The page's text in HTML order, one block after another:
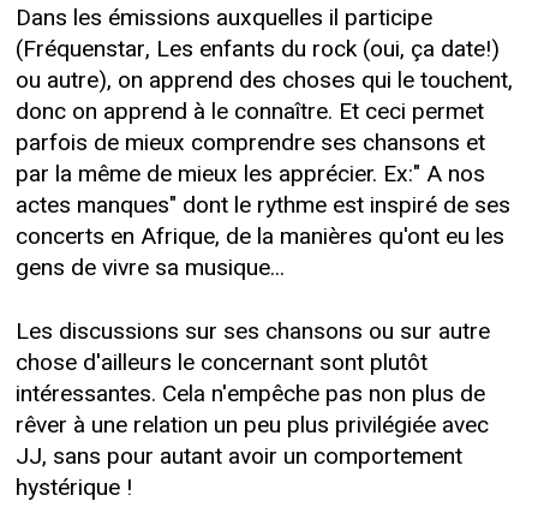
Dans les émissions auxquelles il participe
(Fréquenstar, Les enfants du rock (oui, ça date!)
ou autre), on apprend des choses qui le touchent,
donc on apprend à le connaître. Et ceci permet
parfois de mieux comprendre ses chansons et
par la même de mieux les apprécier. Ex:" A nos
actes manques" dont le rythme est inspiré de ses
concerts en Afrique, de la manières qu'ont eu les
gens de vivre sa musique...
Les discussions sur ses chansons ou sur autre
chose d'ailleurs le concernant sont plutôt
intéressantes. Cela n'empêche pas non plus de
rêver à une relation un peu plus privilégiée avec
JJ, sans pour autant avoir un comportement
hystérique !